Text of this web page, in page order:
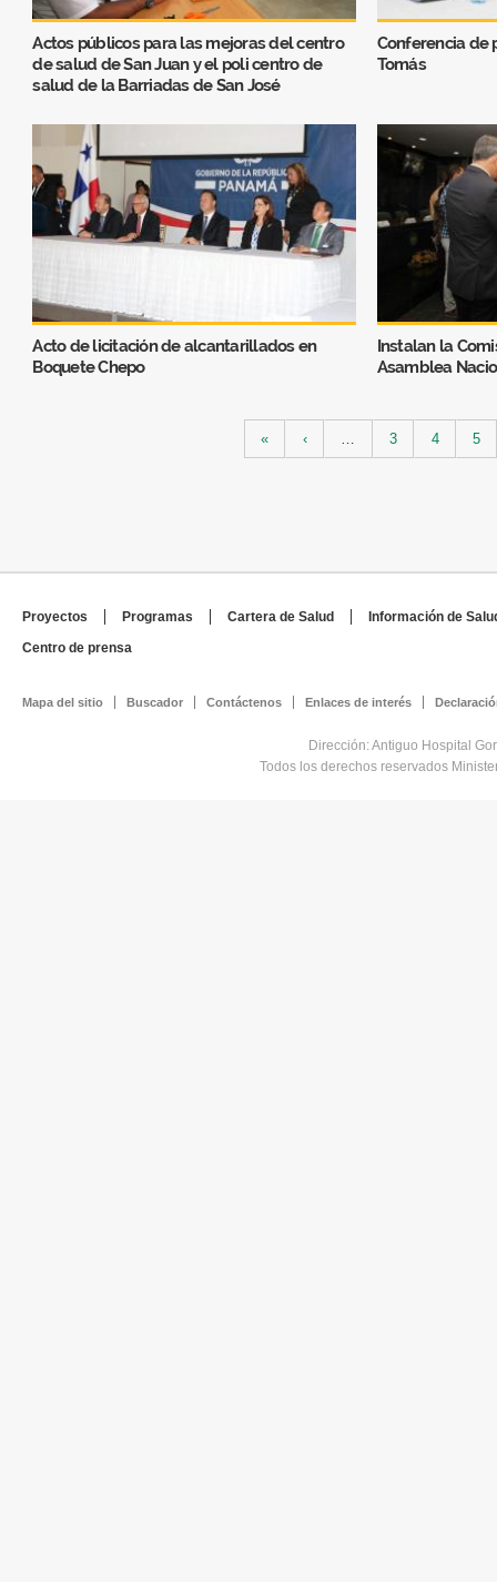
Actos públicos para las mejoras del centro
de salud de San Juan y el poli centro de
salud de la Barriadas de San José
Conferencia de
Tomás
Acto de licitación de alcantarillados en
Boquete Chepo
Instalan la
Asamblea
« ‹ 3 4 5
Proyectos Programas Cartera de Salud
Información de
Centro de prensa
Mapa del sitio Buscador Contáctenos Enlaces de interés
Dirección: Antiguo Hospital
Todos los derechos reservados